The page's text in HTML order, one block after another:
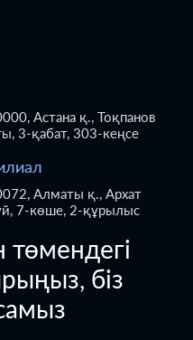
Астана қ., Тоқпанов
3-қабат, 303-кеңсе
Алматы қ., Архат
7-көше, 2-құрылыс
біз